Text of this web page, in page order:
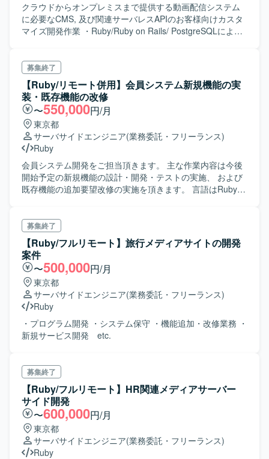
クラウドからオンプレミスまで提供する動画配信システム
に必要なCMS, 及び関連サーバレスAPIのお客様向けカスタ
マイズ開発作業 ・Ruby/Ruby on Rails/ PostgreSQLによ
ロジェクトによっては保守・運用までを含む。 ・スキルと
プロジェクトによって基本設計、技術担当として顧客MTG
同席の可能性あり。
募集終了
【Ruby/リモート併用】会員システム新規機能の実
装・既存機能の改修
〜550,000円/月
東京都
サーバサイドエンジニア(業務委託・フリーランス)
Ruby
会員システム開発をご担当頂きます。 主な作業内容は今後
開始予定の新規機能の設計・開発・テストの実施、 および
既存機能の追加要望改修の実施を頂きます。 言語はRubyを
募集終了
【Ruby/フルリモート】旅行メディアサイトの開発
案件
〜500,000円/月
東京都
サーバサイドエンジニア(業務委託・フリーランス)
Ruby
・プログラム開発 ・システム保守 ・機能追加・改修業務 ・
新規サービス開発 etc.
募集終了
【Ruby/フルリモート】HR関連メディアサーバー
サイド開発
〜600,000円/月
東京都
サーバサイドエンジニア(業務委託・フリーランス)
Ruby